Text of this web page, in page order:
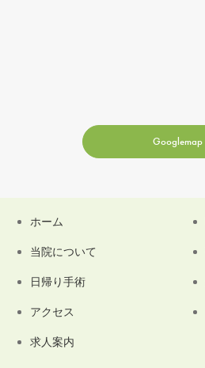
Googlemap
ホーム
当院について
日帰り手術
アクセス
求人案内